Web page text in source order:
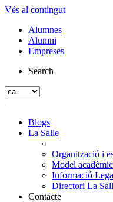
Vés al contingut
Alumnes
Alumni
Empreses
Search
Blogs
La Salle
Organització i
Model acadèmic
Informació
Directori La
Contacte